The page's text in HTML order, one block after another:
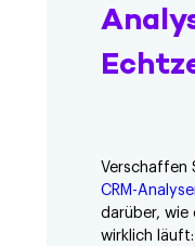
Verschaffen
CRM-
darüber, wie
wirklich läuft: